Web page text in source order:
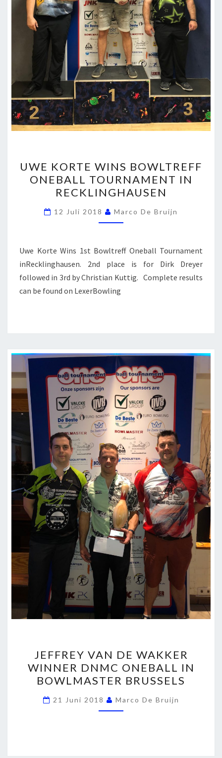
KORTE
WINS
BOWLTREFF
ONEBALL
TOURNAMENT
RECKLINGHAUSEN
UWE KORTE WINS BOWLTREFF
ONEBALL TOURNAMENT IN
RECKLINGHAUSEN
12 Juli 2018 Marco De Bruijn
Uwe Korte Wins 1st Bowltreff Oneball Tournament
inRecklinghausen. 2nd place is for Dirk Dreyer
followed in 3rd by Christian Kuttig. Complete results
can be found on LexerBowling
VAN
DE
WAKKER
WINNER
DNMC
JEFFREY VAN DE WAKKER
WINNER DNMC ONEBALL IN
BOWLMASTER BRUSSELS
21 Juni 2018 Marco De Bruijn